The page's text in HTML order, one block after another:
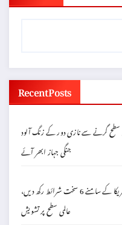
Recent Posts
سطح گرنے سے نازی دور کے زنگ آلود
جنگی جہاز ابھر آئے
ایران نے آبنائے ہرمز کی مکمل بحالی کے لیے امریکا کے سامنے 6 سخت شرائط رکھ دیں،
عالمی سطح پر تشویش